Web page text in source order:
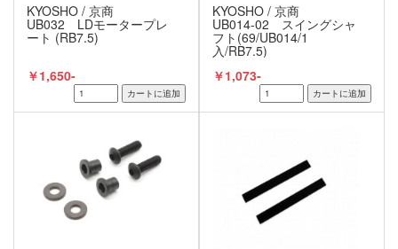
KYOSHO / 京商
UB032 LDモータープレ
ート (RB7.5)
￥1,650-
KYOSHO / 京商
UB014-02 スイングシャ
フト(69/UB014/1
入/RB7.5)
￥1,073-